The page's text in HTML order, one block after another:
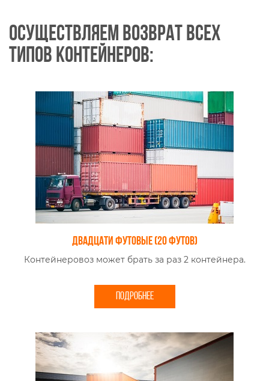
Осуществляем возврат всех
типов контейнеров:
Двадцати футовые (20 футов)
Контейнеровоз может брать за раз 2 контейнера.
ПОДРОБНЕЕ